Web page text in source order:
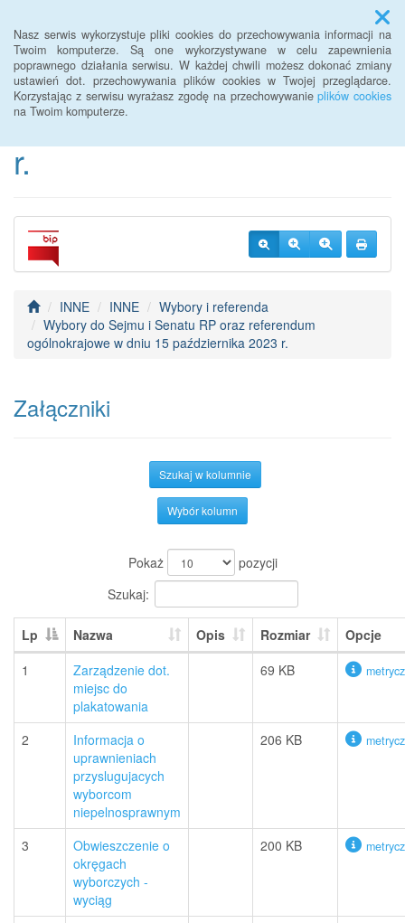
Nasz serwis wykorzystuje pliki cookies do przechowywania informacji na
Twoim komputerze. Są one wykorzystywane w celu zapewnienia
poprawnego działania serwisu. W każdej chwili możesz dokonać zmiany
ustawień dot. przechowywania plików cookies w Twojej przeglądarce.
Korzystając z serwisu wyrażasz zgodę na przechowywanieplików cookies
na Twoim komputerze.
Menu
BIP Urzędu Gminy
Janowice Wielkie od 2022
r.
INNE INNE
Wybory i referenda
Wybory do Sejmu i Senatu RP oraz referendum
ogólnokrajowe w dniu 15 października 2023 r.
Załączniki
Szukaj w kolumnie
Wybór kolumn
Pokaż
pozycji
Szukaj:
Lp Nazwa Opis Rozmiar
Opcje
1
Zarządzenie dot.
miejsc do
plakatowania
69 KB
2
Informacja o
uprawnieniach
przyslugujacych
wyborcom
niepelnosprawnym
206 KB
3
Obwieszczenie o
okręgach
wyborczych -
wyciąg
200 KB